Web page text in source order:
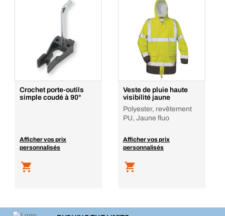
Crochet porte-outils
simple coudé à 90°
Afficher vos prix
personnalisés
Veste de pluie haute
visibilité jaune
Polyester, revêtement
PU, Jaune fluo
Afficher vos prix
personnalisés